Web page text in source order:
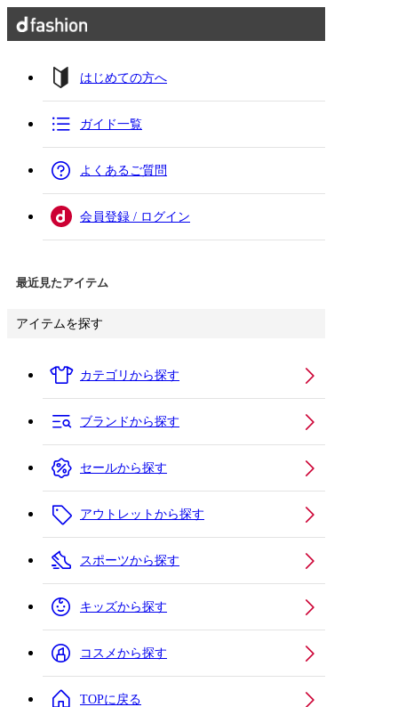
はじめての方へ
ガイド一覧
よくあるご質問
会員登録 / ログイン
最近見たアイテム
アイテムを探す
カテゴリから探す
ブランドから探す
セールから探す
アウトレットから探す
スポーツから探す
キッズから探す
コスメから探す
TOPに戻る